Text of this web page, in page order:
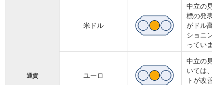
通貨
米ドル
中立の見
標の発表
がドル高
ショニン
っていま
ユーロ
中立の見
いては、
トが改